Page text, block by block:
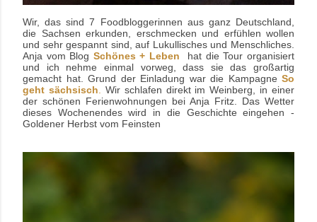
Wir, das sind 7 Foodbloggerinnen aus ganz Deutschland,
die Sachsen erkunden, erschmecken und erfühlen wollen
und sehr gespannt sind, auf Lukullisches und Menschliches.
Anja vom Blog Schönes + Leben
hat die Tour organisiert
und ich nehme einmal vorweg, dass sie das großartig
gemacht hat. Grund der Einladung war die Kampagne So
geht sächsisch
Wir schlafen direkt im Weinberg, in einer
der schönen Ferienwohnungen bei Anja Fritz. Das Wetter
dieses Wochenendes wird in die Geschichte eingehen -
Goldener Herbst vom Feinsten